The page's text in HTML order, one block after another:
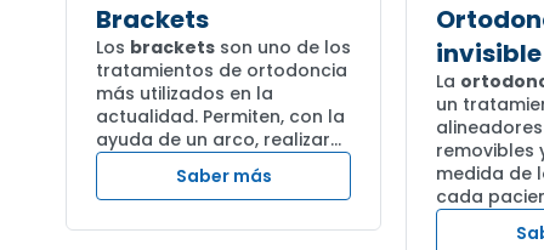
Brackets
Los brackets son uno de los
tratamientos de ortodoncia
más utilizados en la
actualidad. Permiten, con la
ayuda de un arco, realizar...
Saber más
invisible
La
un
removibles
medida de
cada